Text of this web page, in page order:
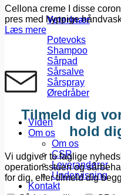
Veterinær
Potevoks
Shampoo
Sårpad
Sårsalve
Sårspray
Øredråber
Viden
Om os
Om os
CSR
Leverandører
Undervisning
Kontakt
Cellona creme I disse
pres med hyppige
Læs mere
Tilmeld dig
hold
Vi udgiver to faglige
operationsstuen og
for dig, eller tilmeld dig